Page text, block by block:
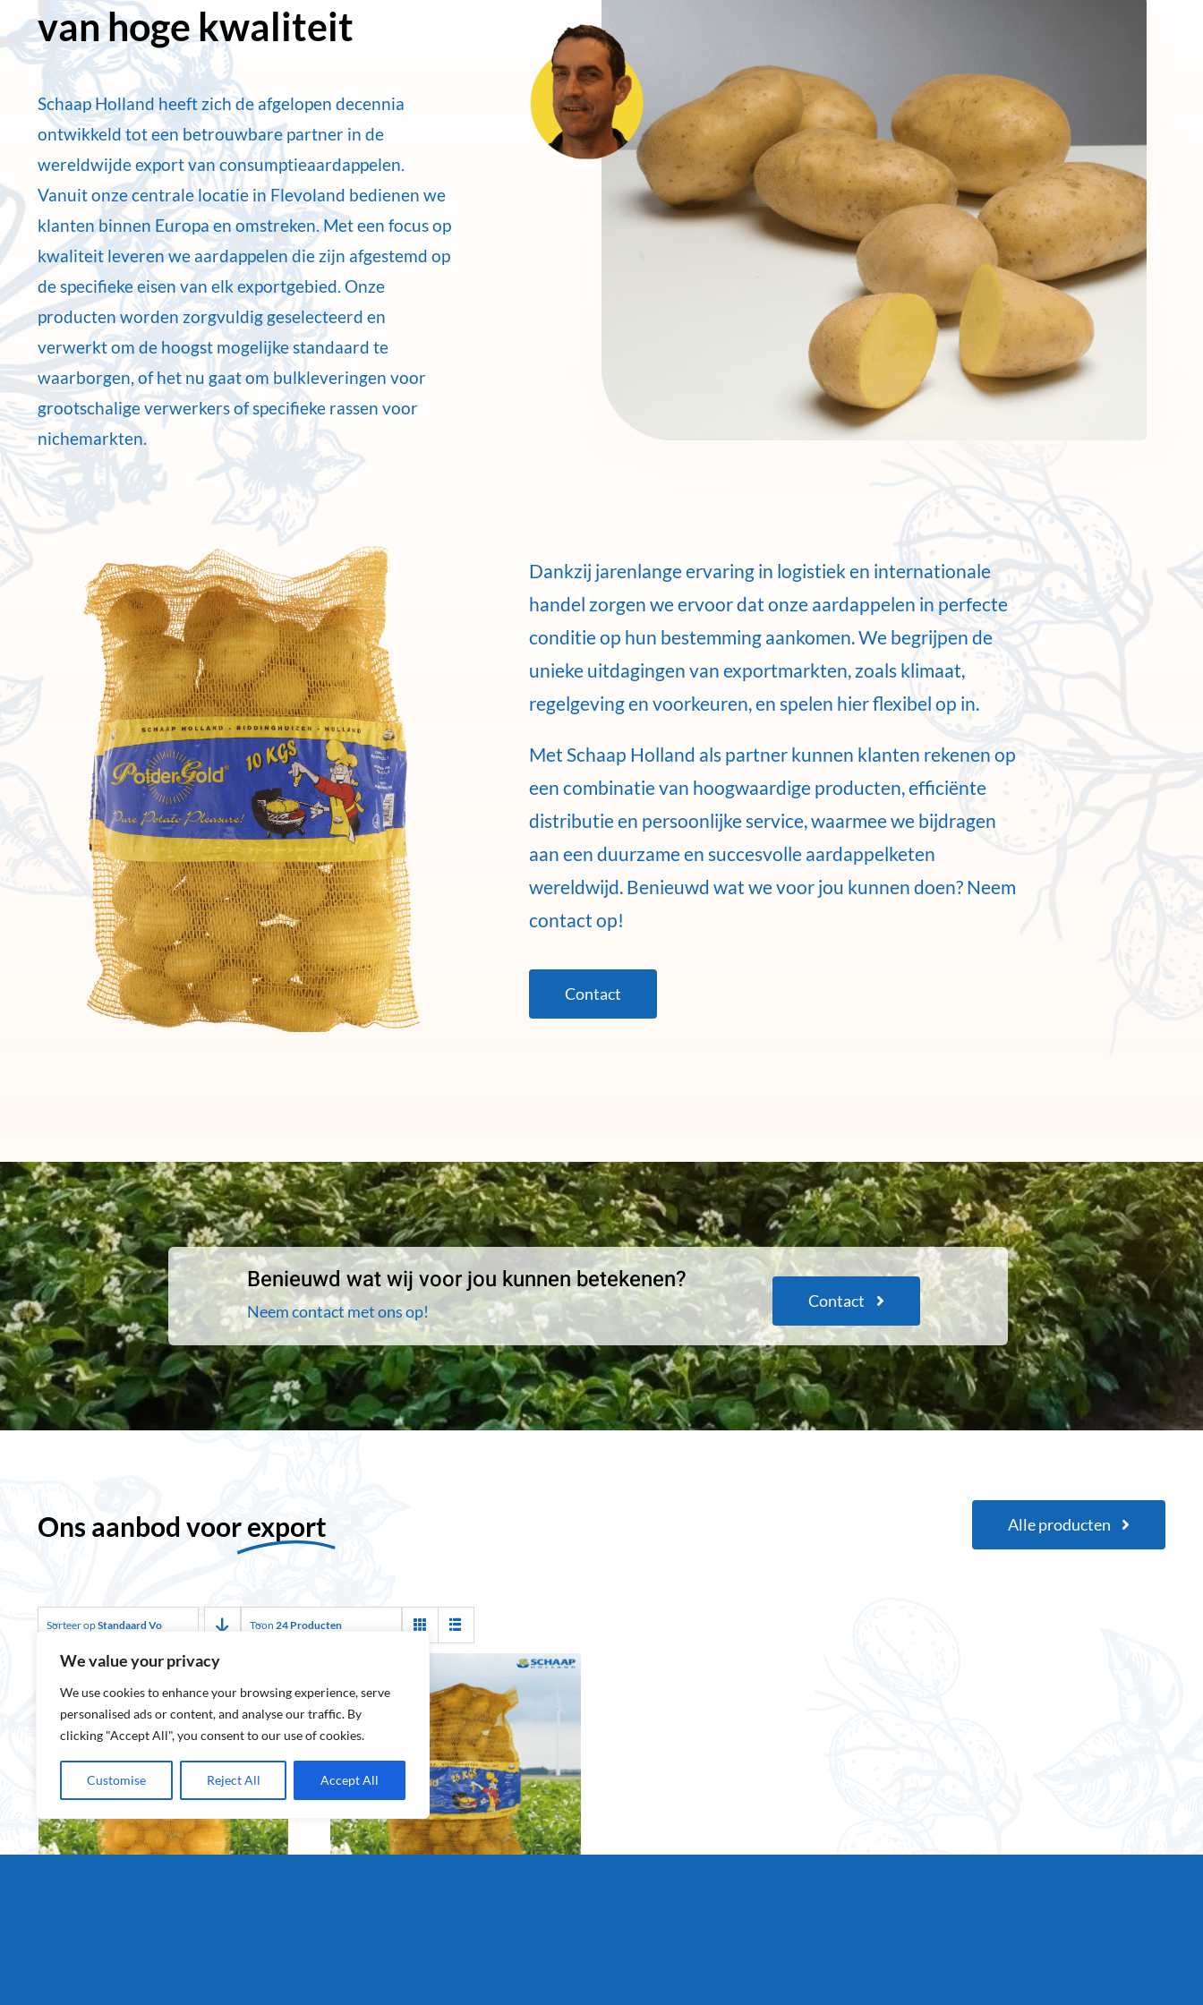
We value your privacy
We use cookies to enhance your browsing experience, serve
personalised ads or content, and analyse our traffic. By
clicking "Accept All", you consent to our use of cookies.
Customise Reject All Accept All
van hoge kwaliteit
Schaap Holland heeft zich de afgelopen decennia
ontwikkeld tot een betrouwbare partner in de
wereldwijde export van consumptieaardappelen.
Vanuit onze centrale locatie in Flevoland bedienen we
klanten binnen Europa en omstreken. Met een focus op
kwaliteit leveren we aardappelen die zijn afgestemd op
de specifieke eisen van elk exportgebied. Onze
producten worden zorgvuldig geselecteerd en
verwerkt om de hoogst mogelijke standaard te
waarborgen, of het nu gaat om bulkleveringen voor
grootschalige verwerkers of specifieke rassen voor
nichemarkten.
Dankzij jarenlange ervaring in logistiek en internationale
handel zorgen we ervoor dat onze aardappelen in perfecte
conditie op hun bestemming aankomen. We begrijpen de
unieke uitdagingen van exportmarkten, zoals klimaat,
regelgeving en voorkeuren, en spelen hier flexibel op in.
Met Schaap Holland als partner kunnen klanten rekenen op
een combinatie van hoogwaardige producten, efficiënte
distributie en persoonlijke service, waarmee we bijdragen
aan een duurzame en succesvolle aardappelketen
wereldwijd. Benieuwd wat we voor jou kunnen doen? Neem
contact op!
Contact
Benieuwd wat wij voor jou kunnen betekenen?
Neem contact met ons op!
Contact
Ons aanbod voorexport Alle producten
Sorteer opStandaard Volgorde Toon 24 Producten